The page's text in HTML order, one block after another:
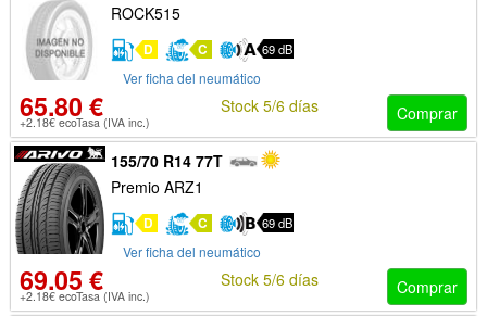
ROCK515
D C 69 dB
Ver ficha del neumático
65.80 €
+2.18€ ecoTasa (IVA inc.) Comprar
Stock 5/6 días
155/70 R14 77T
Premio ARZ1
D C 69 dB
Ver ficha del neumático
69.05 €
+2.18€ ecoTasa (IVA inc.) Comprar
Stock 5/6 días